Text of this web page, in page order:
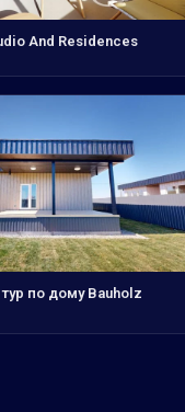
And Residences
по дому Bauholz